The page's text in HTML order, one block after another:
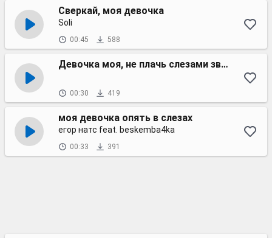
Сверкай, моя девочка
Soli
00:45 588
Девочка моя, не плачь слезами звонкими
00:30 419
моя девочка опять в слезах
егор натс feat. beskemba4ka
00:33 391